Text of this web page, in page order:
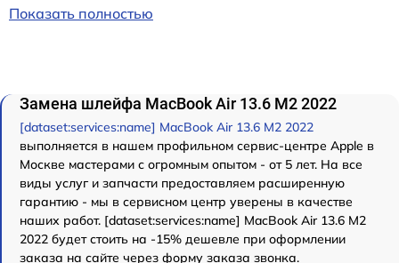
Показать полностью
Замена шлейфа MacBook Air 13.6 M2 2022
[dataset:services:name] MacBook Air 13.6 M2 2022
выполняется в нашем профильном сервис-центре Apple в
Москве мастерами с огромным опытом - от 5 лет. На все
виды услуг и запчасти предоставляем расширенную
гарантию - мы в сервисном центр уверены в качестве
наших работ. [dataset:services:name] MacBook Air 13.6 M2
2022 будет стоить на -15% дешевле при оформлении
заказа на сайте через форму заказа звонка.